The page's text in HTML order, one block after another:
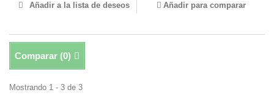
Añadir a la lista de deseos Añadir para comparar
Comparar (0)
Mostrando 1 - 3 de 3